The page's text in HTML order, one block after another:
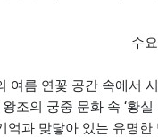
수
여름 연꽃 공간 속에서
조의 궁중 문화 속 ‘황
억과 맞닿아 있는 유명